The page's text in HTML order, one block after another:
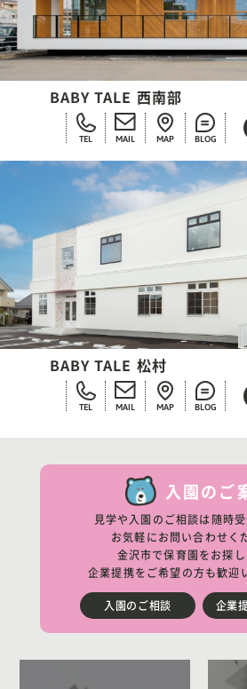
BABY TALE 西南部
TEL MAIL MAP BLOG
BABY TALE 松村
TEL MAIL MAP BLOG
入園のご
見学や入園のご相談は随時受
お気軽にお問い合わせく
金沢市で保育園をお探し
企業提携をご希望の方も歓迎
入園のご相談 企業